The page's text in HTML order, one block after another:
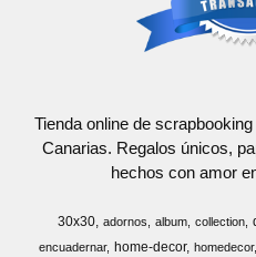
Tienda online de
Canarias. Regalos únicos,
hechos con amor
30x30 adornos album collection
encuadernar
home-decor homedecor